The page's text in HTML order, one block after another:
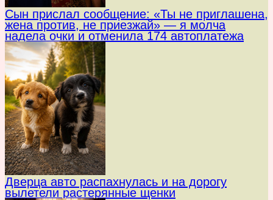
Сын прислал сообщение: «Ты не приглашена,
жена против, не приезжай» — я молча
надела очки и отменила 174 автоплатежа
Дверца авто распахнулась и на дорогу
вылетели растерянные щенки